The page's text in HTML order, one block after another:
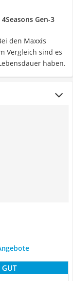
Gen-3
den Maxxis
Vergleich sind es
haben.
GUT